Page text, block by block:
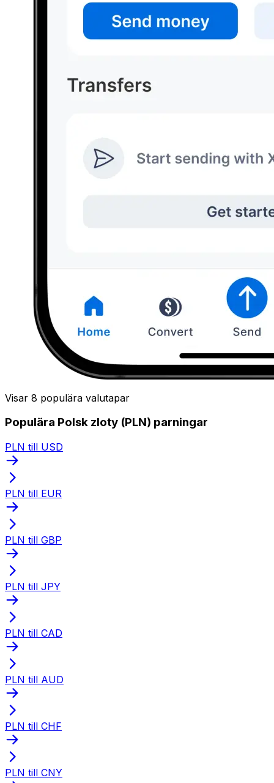
Visar 8 populära valutapar
Populära Polsk zloty (PLN) parningar
PLN till USD
PLN till EUR
PLN till GBP
PLN till JPY
PLN till CAD
PLN till AUD
PLN till CHF
PLN till CNY